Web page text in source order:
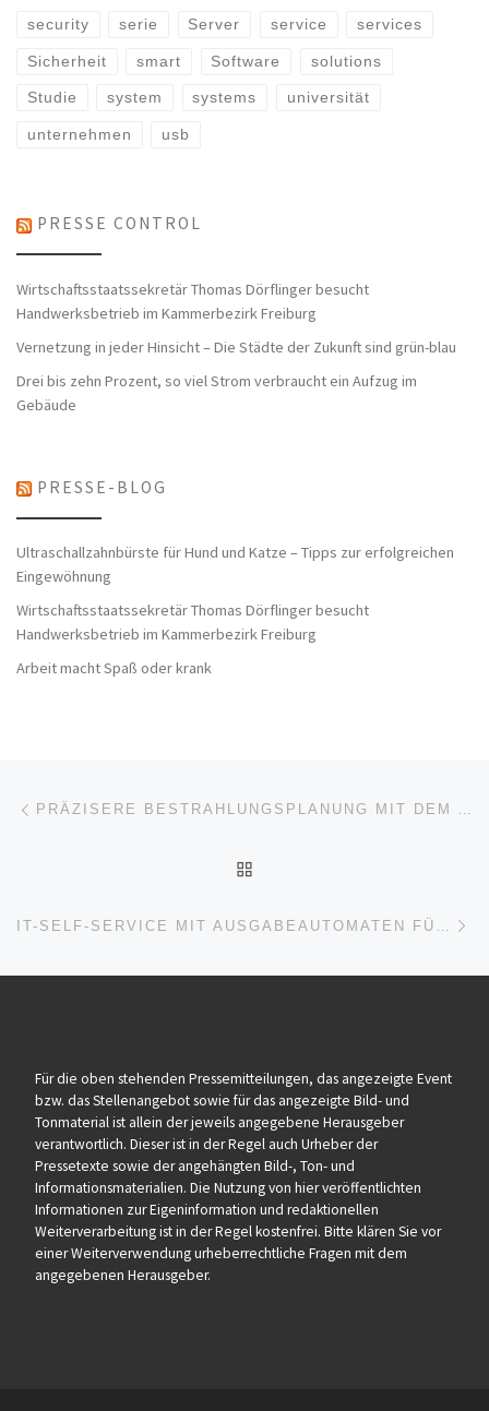
security serie Server service services
Sicherheit smart Software solutions
Studie system systems universität
unternehmen usb
PRESSE CONTROL
Wirtschaftsstaatssekretär Thomas Dörflinger besucht
Handwerksbetrieb im Kammerbezirk Freiburg
Vernetzung in jeder Hinsicht – Die Städte der Zukunft sind grün-blau
Drei bis zehn Prozent, so viel Strom verbraucht ein Aufzug im
Gebäude
PRESSE-BLOG
Ultraschallzahnbürste für Hund und Katze – Tipps zur erfolgreichen
Eingewöhnung
Wirtschaftsstaatssekretär Thomas Dörflinger besucht
Handwerksbetrieb im Kammerbezirk Freiburg
Arbeit macht Spaß oder krank
Beitragsnavigation
Für die oben stehenden Pressemitteilungen, das angezeigte Event
bzw. das Stellenangebot sowie für das angezeigte Bild- und
Tonmaterial ist allein der jeweils angegebene Herausgeber
verantwortlich. Dieser ist in der Regel auch Urheber der
Pressetexte sowie der angehängten Bild-, Ton- und
Informationsmaterialien. Die Nutzung von hier veröffentlichten
Informationen zur Eigeninformation und redaktionellen
Weiterverarbeitung ist in der Regel kostenfrei. Bitte klären Sie vor
einer Weiterverwendung urheberrechtliche Fragen mit dem
angegebenen Herausgeber.